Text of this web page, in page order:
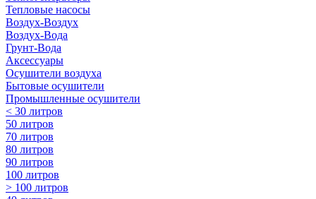
Тепловые насосы
Воздух-Воздух
Воздух-Вода
Грунт-Вода
Аксессуары
Осушители воздуха
Бытовые осушители
Промышленные осушители
< 30 литров
50 литров
70 литров
80 литров
90 литров
100 литров
> 100 литров